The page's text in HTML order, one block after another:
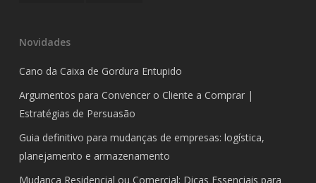
Novidades
Cano da Caixa de Gordura Entupido
Argumentos para Convencer o Cliente a Comprar |
Estratégias de Persuasão
Guia definitivo para mudanças de empresas: logística,
planejamento e armazenamento
Mudança Residencial ou Comercial: Dicas Essenciais para